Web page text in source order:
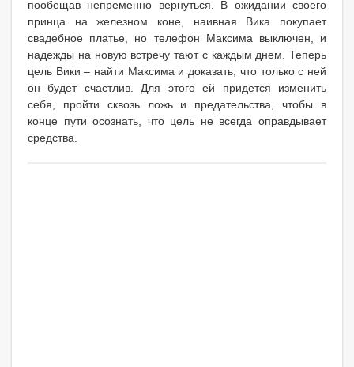
пообещав непременно вернуться. В ожидании своего
принца на железном коне, наивная Вика покупает
свадебное платье, но телефон Максима выключен, и
надежды на новую встречу тают с каждым днем. Теперь
цель Вики – найти Максима и доказать, что только с ней
он будет счастлив. Для этого ей придется изменить
себя, пройти сквозь ложь и предательства, чтобы в
конце пути осознать, что цель не всегда оправдывает
средства.